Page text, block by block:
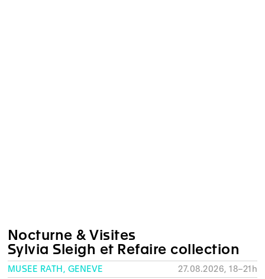
Nocturne & Visites
Sylvia Sleigh et Refaire collection
MUSÉE RATH, GENÈVE 27.08.2026, 18–21h